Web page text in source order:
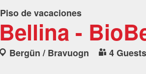
Piso de vacaciones
Bellina -
Bergün / Bravuogn 4 Guests